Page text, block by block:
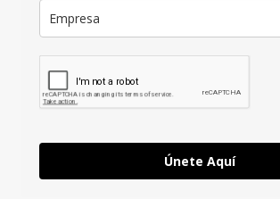
Únete Aquí